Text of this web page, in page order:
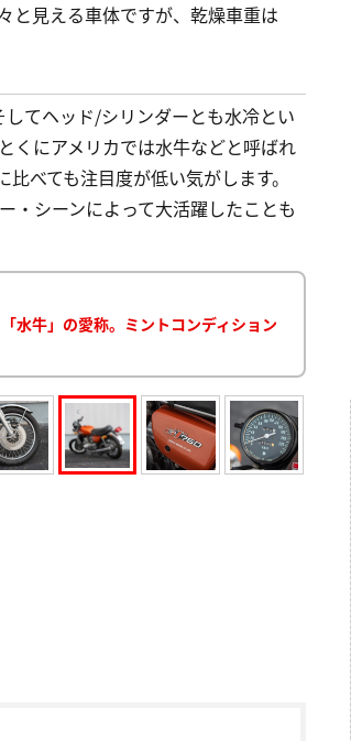
と見える車体ですが、乾燥車重は
てヘッド/シリンダーとも水冷とい
くにアメリカでは水牛などと呼ばれ
べても注目度が低い気がします。
・シーンによって大活躍したことも
水牛」の愛称。ミントコンディション